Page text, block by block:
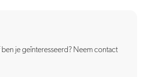
ben je geïnteresseerd? Neem contact